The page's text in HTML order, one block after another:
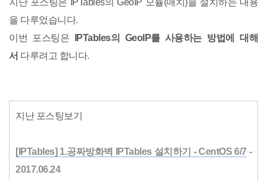
을 다루었습니다.
이번 포스팅은
IPTables의 GeoIP를 사용하는 방법에 대해
서 다루려고 합니다.
지난 포스팅보기
[IPTables] 1.공짜방화벽 IPTables 설치하기 - CentOS 6/7-
2017.06.24